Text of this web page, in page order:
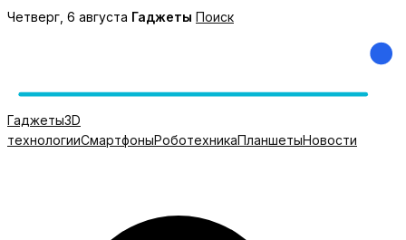
Перейти
Четверг, 6 августа Гаджеты Поиск
Гаджеты3D
технологииСмартфоныРоботехникаПланшетыНовости